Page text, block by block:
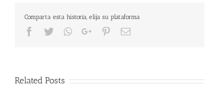
Comparta esta historia, elija su plataforma
Facebook
TwitterWhatsapp
Google+Pinterest
Email
Related Posts